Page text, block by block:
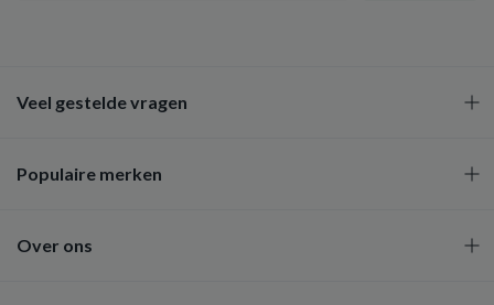
Veel gestelde vragen
Populaire merken
Over ons